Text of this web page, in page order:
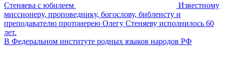
Стеняева с юбилеем
Известному
миссионеру, проповеднику, богослову, библеисту и
преподавателю протоиерею Олегу Стеняеву исполнилось 60
лет.
В Федеральном институте родных языков народов РФ